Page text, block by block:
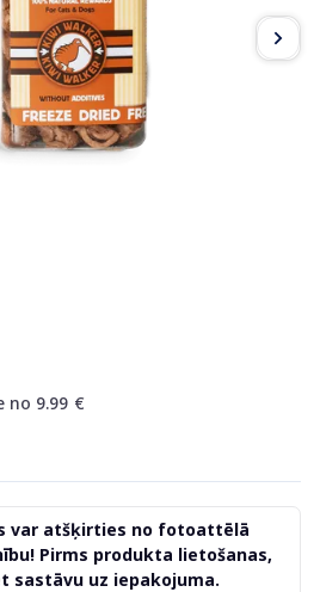
no 9.99 €
var atšķirties no fotoattēlā
Pirms produkta lietošanas,
sastāvu uz iepakojuma.